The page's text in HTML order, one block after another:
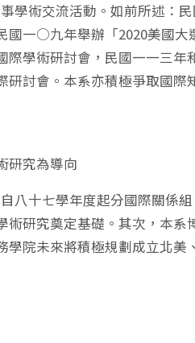
學術交流活動。如前所述：
國一○九年舉辦「2020美國
際學術研討會，民國一一三
研討會。本系亦積極爭取國
研究為導向
八十七學年度起分國際關係
術研究奠定基礎。其次，本
學院未來將積極規劃成立北美